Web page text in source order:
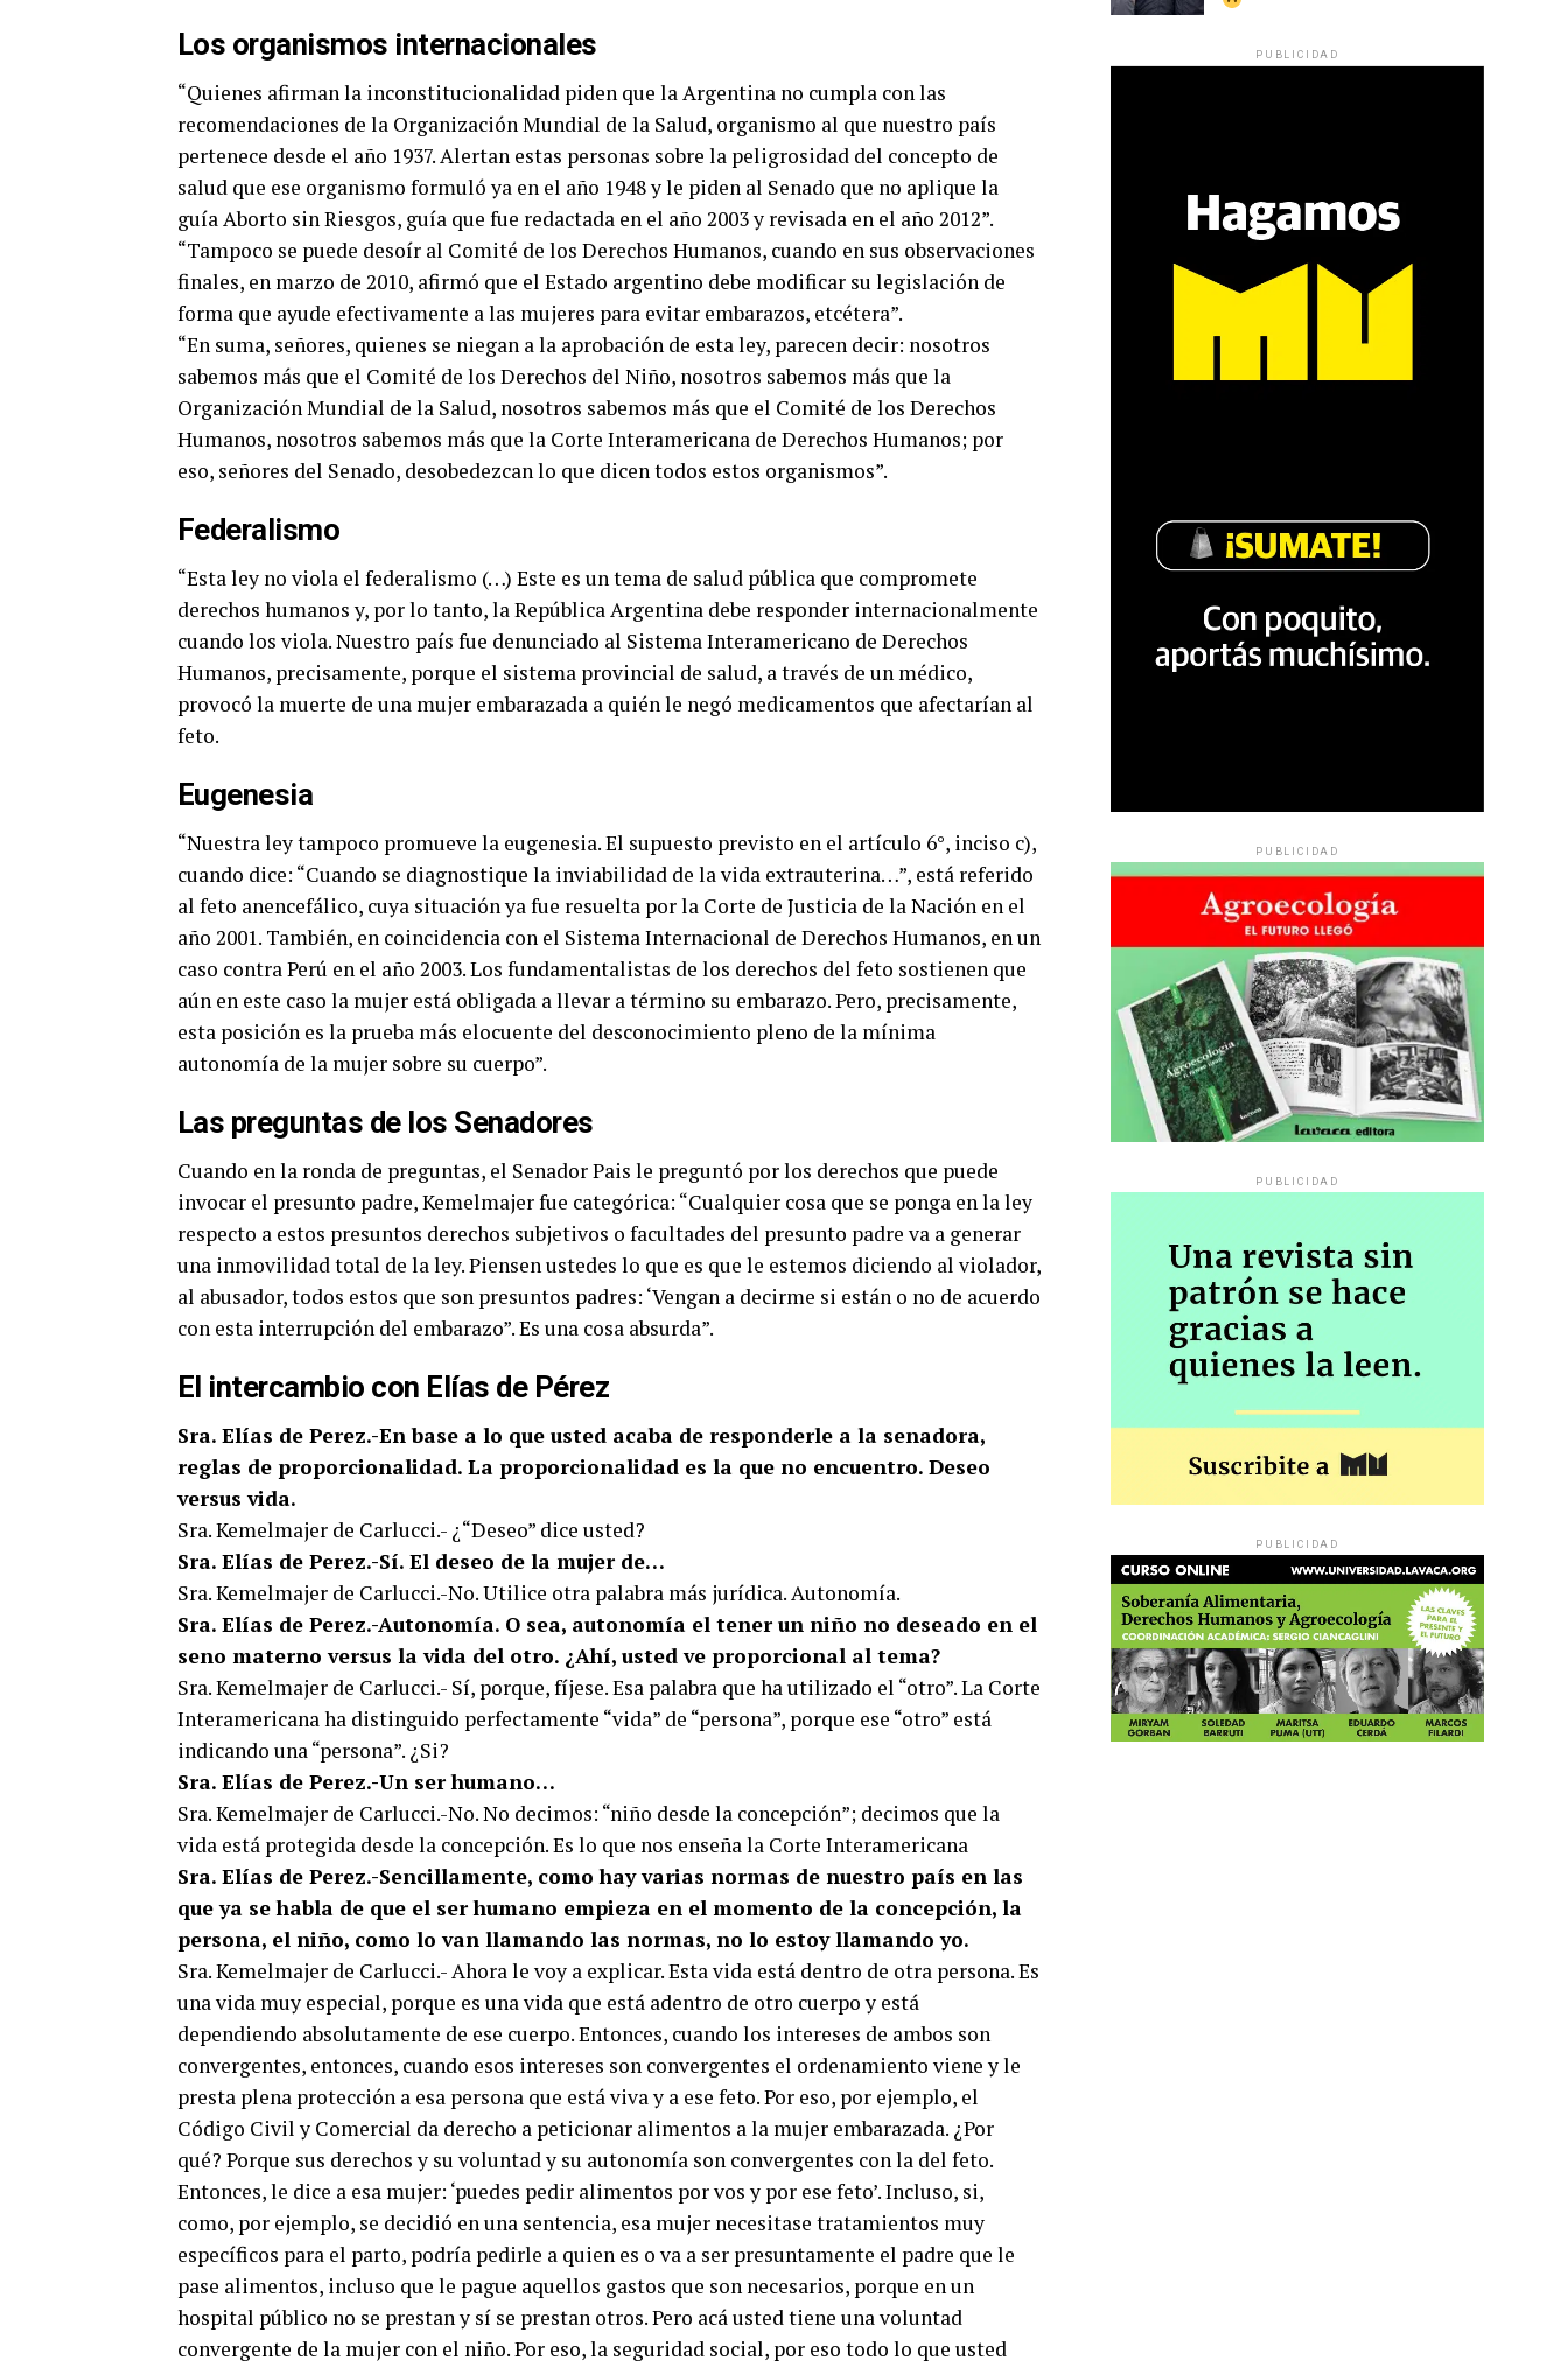
Los organismos internacionales
“Quienes afirman la inconstitucionalidad piden que la Argentina no cumpla con las
recomendaciones de la Organización Mundial de la Salud, organismo al que nuestro país
pertenece desde el año 1937. Alertan estas personas sobre la peligrosidad del concepto de
salud que ese organismo formuló ya en el año 1948 y le piden al Senado que no aplique la
guía Aborto sin Riesgos, guía que fue redactada en el año 2003 y revisada en el año 2012”.
“Tampoco se puede desoír al Comité de los Derechos Humanos, cuando en sus observaciones
finales, en marzo de 2010, afirmó que el Estado argentino debe modificar su legislación de
forma que ayude efectivamente a las mujeres para evitar embarazos, etcétera”.
“En suma, señores, quienes se niegan a la aprobación de esta ley, parecen decir: nosotros
sabemos más que el Comité de los Derechos del Niño, nosotros sabemos más que la
Organización Mundial de la Salud, nosotros sabemos más que el Comité de los Derechos
Humanos, nosotros sabemos más que la Corte Interamericana de Derechos Humanos; por
eso, señores del Senado, desobedezcan lo que dicen todos estos organismos”.
Federalismo
“Esta ley no viola el federalismo (…) Este es un tema de salud pública que compromete
derechos humanos y, por lo tanto, la República Argentina debe responder internacionalmente
cuando los viola. Nuestro país fue denunciado al Sistema Interamericano de Derechos
Humanos, precisamente, porque el sistema provincial de salud, a través de un médico,
provocó la muerte de una mujer embarazada a quién le negó medicamentos que afectarían al
feto.
Eugenesia
“Nuestra ley tampoco promueve la eugenesia. El supuesto previsto en el artículo 6°, inciso c),
cuando dice: “Cuando se diagnostique la inviabilidad de la vida extrauterina…”, está referido
al feto anencefálico, cuya situación ya fue resuelta por la Corte de Justicia de la Nación en el
año 2001. También, en coincidencia con el Sistema Internacional de Derechos Humanos, en un
caso contra Perú en el año 2003. Los fundamentalistas de los derechos del feto sostienen que
aún en este caso la mujer está obligada a llevar a término su embarazo. Pero, precisamente,
esta posición es la prueba más elocuente del desconocimiento pleno de la mínima
autonomía de la mujer sobre su cuerpo”.
Las preguntas de los Senadores
Cuando en la ronda de preguntas, el Senador Pais le preguntó por los derechos que puede
invocar el presunto padre, Kemelmajer fue categórica: “Cualquier cosa que se ponga en la ley
respecto a estos presuntos derechos subjetivos o facultades del presunto padre va a generar
una inmovilidad total de la ley. Piensen ustedes lo que es que le estemos diciendo al violador,
al abusador, todos estos que son presuntos padres: ‘Vengan a decirme si están o no de acuerdo
con esta interrupción del embarazo”. Es una cosa absurda”.
El intercambio con Elías de Pérez
Sra. Elías de Perez.-En base a lo que usted acaba de responderle a la senadora,
reglas de proporcionalidad. La proporcionalidad es la que no encuentro. Deseo
versus vida.
Sra. Kemelmajer de Carlucci.- ¿“Deseo” dice usted?
Sra. Elías de Perez.-Sí. El deseo de la mujer de…
Sra. Kemelmajer de Carlucci.-No. Utilice otra palabra más jurídica. Autonomía.
Sra. Elías de Perez.-Autonomía. O sea, autonomía el tener un niño no deseado en el
seno materno versus la vida del otro. ¿Ahí, usted ve proporcional al tema?
Sra. Kemelmajer de Carlucci.- Sí, porque, fíjese. Esa palabra que ha utilizado el “otro”. La Corte
Interamericana ha distinguido perfectamente “vida” de “persona”, porque ese “otro” está
indicando una “persona”. ¿Si?
Sra. Elías de Perez.-Un ser humano…
Sra. Kemelmajer de Carlucci.-No. No decimos: “niño desde la concepción”; decimos que la
vida está protegida desde la concepción. Es lo que nos enseña la Corte Interamericana
Sra. Elías de Perez.-Sencillamente, como hay varias normas de nuestro país en las
que ya se habla de que el ser humano empieza en el momento de la concepción, la
persona, el niño, como lo van llamando las normas, no lo estoy llamando yo.
Sra. Kemelmajer de Carlucci.- Ahora le voy a explicar. Esta vida está dentro de otra persona. Es
una vida muy especial, porque es una vida que está adentro de otro cuerpo y está
dependiendo absolutamente de ese cuerpo. Entonces, cuando los intereses de ambos son
convergentes, entonces, cuando esos intereses son convergentes el ordenamiento viene y le
presta plena protección a esa persona que está viva y a ese feto. Por eso, por ejemplo, el
Código Civil y Comercial da derecho a peticionar alimentos a la mujer embarazada. ¿Por
qué? Porque sus derechos y su voluntad y su autonomía son convergentes con la del feto.
Entonces, le dice a esa mujer: ‘puedes pedir alimentos por vos y por ese feto’. Incluso, si,
como, por ejemplo, se decidió en una sentencia, esa mujer necesitase tratamientos muy
específicos para el parto, podría pedirle a quien es o va a ser presuntamente el padre que le
pase alimentos, incluso que le pague aquellos gastos que son necesarios, porque en un
hospital público no se prestan y sí se prestan otros. Pero acá usted tiene una voluntad
convergente de la mujer con el niño. Por eso, la seguridad social, por eso todo lo que usted
PUBLICIDAD
PUBLICIDAD
PUBLICIDAD
PUBLICIDAD